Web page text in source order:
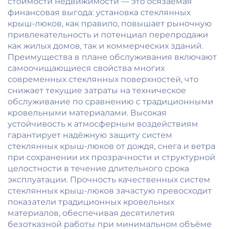
финансовая выгода: установка стеклянных
крыш-люков, как правило, повышает рыночную
привлекательность и потенциал перепродажи
как жилых домов, так и коммерческих зданий.
Преимущества в плане обслуживания включают
самоочищающиеся свойства многих
современных стеклянных поверхностей, что
снижает текущие затраты на техническое
обслуживание по сравнению с традиционными
кровельными материалами. Высокая
устойчивость к атмосферным воздействиям
гарантирует надёжную защиту систем
стеклянных крыш-люков от дождя, снега и ветра
при сохранении их прозрачности и структурной
целостности в течение длительного срока
эксплуатации. Прочность качественных систем
стеклянных крыш-люков зачастую превосходит
показатели традиционных кровельных
материалов, обеспечивая десятилетия
безотказной работы при минимальном объёме